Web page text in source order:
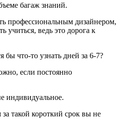
багаж знаний.
профессиональным дизайнером,
учиться, ведь это дорога к
бы что-то узнать дней за 6-7?
если постоянно
индивидуальное.
такой короткий срок вы не